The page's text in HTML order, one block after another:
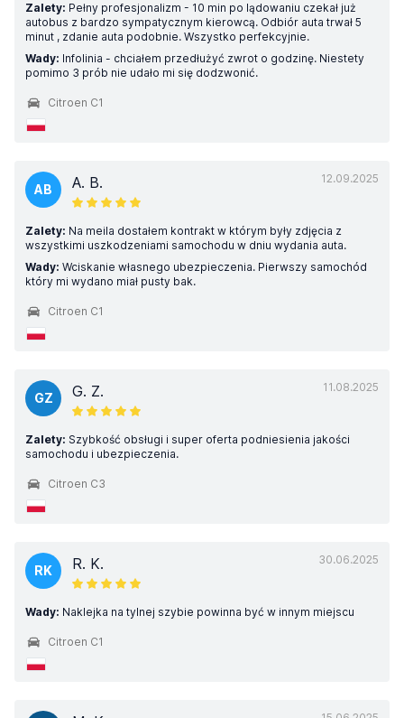
Zalety: Pełny profesjonalizm - 10 min po lądowaniu czekał już
autobus z bardzo sympatycznym kierowcą. Odbiór auta trwał 5
minut , zdanie auta podobnie. Wszystko perfekcyjnie.
Wady: Infolinia - chciałem przedłużyć zwrot o godzinę. Niestety
pomimo 3 prób nie udało mi się dodzwonić.
Citroen C1
12.09.2025
AB A. B.
Zalety: Na meila dostałem kontrakt w którym były zdjęcia z
wszystkimi uszkodzeniami samochodu w dniu wydania auta.
Wady: Wciskanie własnego ubezpieczenia. Pierwszy samochód
który mi wydano miał pusty bak.
Citroen C1
11.08.2025
GZ G. Z.
Zalety: Szybkość obsługi i super oferta podniesienia jakości
samochodu i ubezpieczenia.
Citroen C3
30.06.2025
RK R. K.
Wady: Naklejka na tylnej szybie powinna być w innym miejscu
Citroen C1